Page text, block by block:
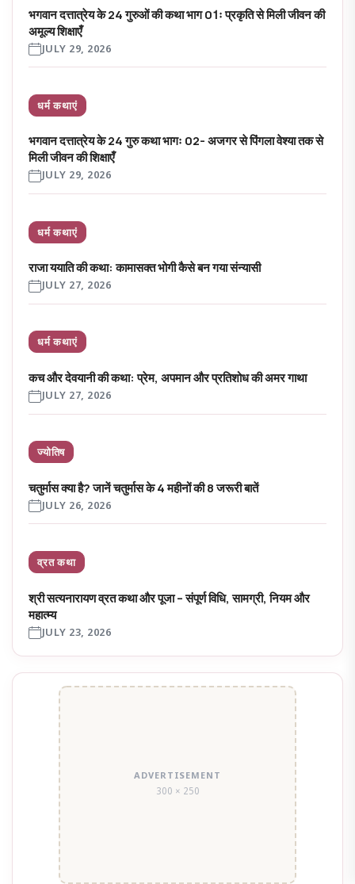
भगवान दत्तात्रेय के 24 गुरुओं की कथा भाग 01ः प्रकृति से मिली जीवन की
अमूल्य शिक्षाएँ
JULY 29, 2026
धर्म कथाएं
भगवान दत्तात्रेय के 24 गुरु कथा भागः 02- अजगर से पिंगला वेश्या तक से
मिली जीवन की शिक्षाएँ
JULY 29, 2026
धर्म कथाएं
राजा ययाति की कथा: कामासक्त भोगी कैसे बन गया संन्यासी
JULY 27, 2026
धर्म कथाएं
कच और देवयानी की कथा: प्रेम, अपमान और प्रतिशोध की अमर गाथा
JULY 27, 2026
ज्योतिष
चतुर्मास क्या है? जानें चतुर्मास के 4 महीनों की 8 जरूरी बातें
JULY 26, 2026
व्रत कथा
श्री सत्यनारायण व्रत कथा और पूजा – संपूर्ण विधि, सामग्री, नियम और
महात्म्य
JULY 23, 2026
ADVERTISEMENT
300 × 250